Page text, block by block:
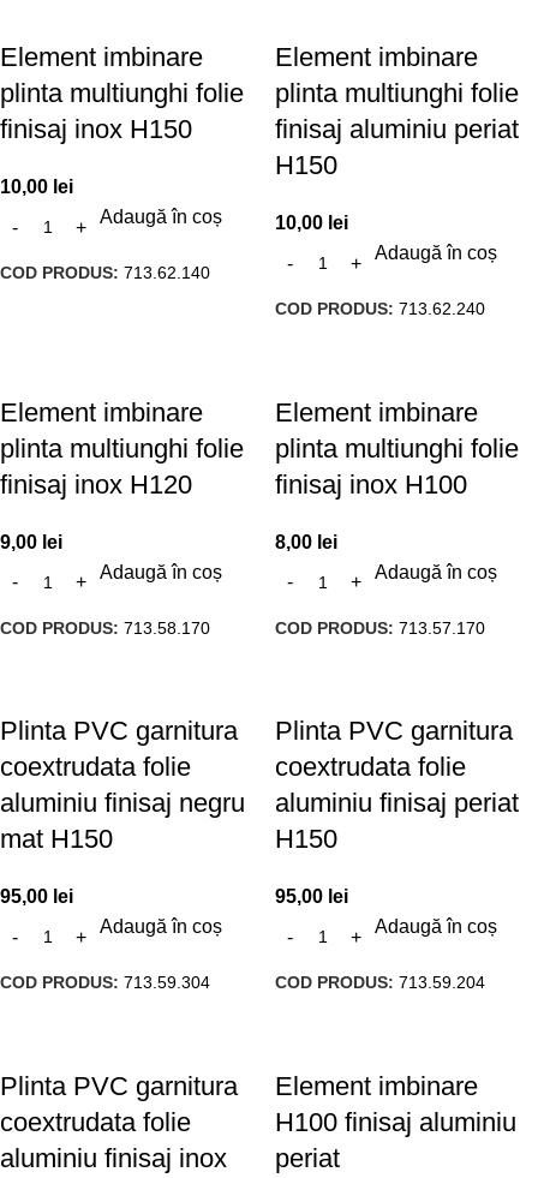
Element imbinare
plinta multiunghi folie
finisaj inox H150
10,00 lei
Adaugă în coș
COD PRODUS: 713.62.140
Element imbinare
plinta multiunghi folie
finisaj aluminiu periat
H150
10,00 lei
Adaugă în coș
COD PRODUS: 713.62.240
Element imbinare
plinta multiunghi folie
finisaj inox H120
9,00 lei
Adaugă în coș
COD PRODUS: 713.58.170
Element imbinare
plinta multiunghi folie
finisaj inox H100
8,00 lei
Adaugă în coș
COD PRODUS: 713.57.170
Plinta PVC garnitura
coextrudata folie
aluminiu finisaj negru
mat H150
95,00 lei
Adaugă în coș
COD PRODUS: 713.59.304
Plinta PVC garnitura
coextrudata folie
aluminiu finisaj periat
H150
95,00 lei
Adaugă în coș
COD PRODUS: 713.59.204
Plinta PVC garnitura
coextrudata folie
aluminiu finisaj inox
Element imbinare
H100 finisaj aluminiu
periat